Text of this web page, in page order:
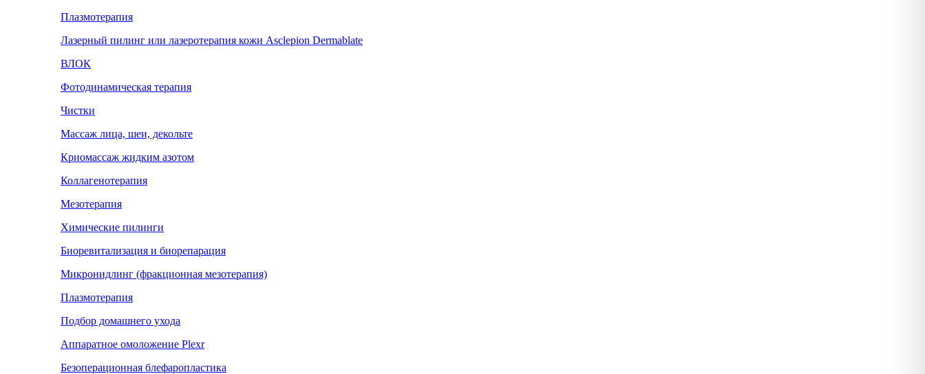
Плазмотерапия
Лазерный пилинг или лазеротерапия кожи Asclepion Dermablate
ВЛОК
Фотодинамическая терапия
Чистки
Массаж лица, шеи, декольте
Криомассаж жидким азотом
Коллагенотерапия
Мезотерапия
Химические пилинги
Биоревитализация и биорепарация
Микронидлинг (фракционная мезотерапия)
Плазмотерапия
Подбор домашнего ухода
Аппаратное омоложение Plexr
Безоперационная блефаропластика